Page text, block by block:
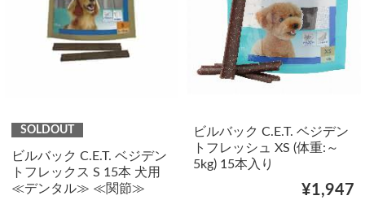
SOLDOUT
ビルバック C.E.T. ベジデン
トフレックス S 15本 犬用
≪デンタル≫ ≪関節≫
ビルバック C.E.T. ベジデン
トフレッシュ XS (体重:～
5kg) 15本入り
¥1,947